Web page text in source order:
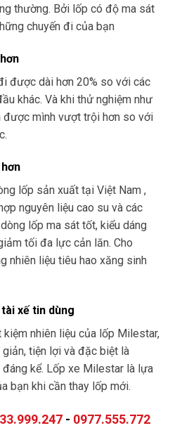
thường. Bởi lốp có độ ma sát
chuyến đi của bạn
được dài hơn 20% so với các
khác. Và khi thử nghiệm như
được mình vượt trội hơn so với
lốp sản xuất tại Việt Nam ,
nguyên liệu cao su và các
lốp ma sát tốt, kiểu dáng
tối đa lực cản lăn. Cho
nhiên liệu tiêu hao xăng sinh
xế tin dùng
nhiên liệu của lốp Milestar,
tiện lợi và đặc biệt là
kể. Lốp xe Milestar là lựa
bạn khi cần thay lốp mới.
- 0977.555.772